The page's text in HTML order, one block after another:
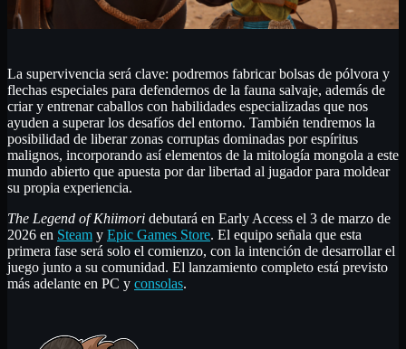
La supervivencia será clave: podremos fabricar bolsas de pólvora y
flechas especiales para defendernos de la fauna salvaje, además de
criar y entrenar caballos con habilidades especializadas que nos
ayuden a superar los desafíos del entorno. También tendremos la
posibilidad de liberar zonas corruptas dominadas por espíritus
malignos, incorporando así elementos de la mitología mongola a este
mundo abierto que apuesta por dar libertad al jugador para moldear
su propia experiencia.
The Legend of Khiimori debutará en Early Access el 3 de marzo de
2026 en Steam y Epic Games Store. El equipo señala que esta
primera fase será solo el comienzo, con la intención de desarrollar el
juego junto a su comunidad. El lanzamiento completo está previsto
más adelante en PC y consolas.